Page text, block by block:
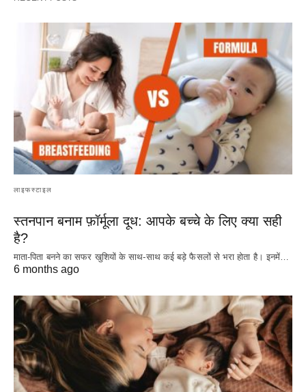
लाइफस्टाइल
स्तनपान बनाम फ़ॉर्मूला दूध: आपके बच्चे के लिए क्या सही
है?
माता-पिता बनने का सफर खुशियों के साथ-साथ कई बड़े फैसलों से भरा होता है। इनमें…
6 months ago